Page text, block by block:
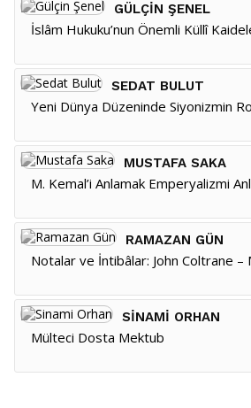
GÜLÇIN ŞENEL
İslâm Hukuku’nun Önemli Küllî
SEDAT BULUT
Yeni Dünya Düzeninde Siyonizmin
MUSTAFA SAKA
M. Kemal’i Anlamak Emperyalizmi
RAMAZAN GÜN
Notalar ve İntibâlar: John Coltrane
SINAMI ORHAN
Mülteci Dosta Mektub